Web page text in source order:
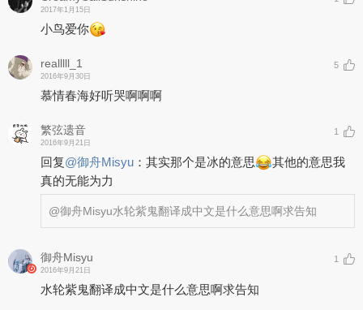
2017年1月15日
小鸟爱你
realllll_1
2016年9月30日
5
慕情春海好听哭啊啊啊
繁弦遗音
2016年9月21日
1
回复@御舟Misyu ： 其实那个是冰的意思
其他的意思我
真的无能为力
@御舟Misyu水轮紫鬼翻译成中文是什么意思啊求告知
御舟Misyu
2016年9月21日
1
水轮紫鬼翻译成中文是什么意思啊求告知